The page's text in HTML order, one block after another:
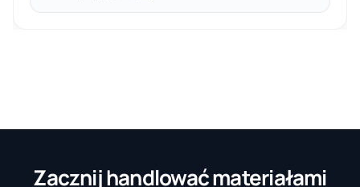
Zacznij handlować materiałami